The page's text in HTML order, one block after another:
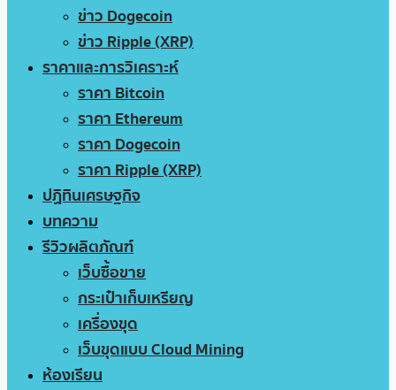
ข่าว Dogecoin
ข่าว Ripple (XRP)
ราคาและการวิเคราะห์
ราคา Bitcoin
ราคา Ethereum
ราคา Dogecoin
ราคา Ripple (XRP)
ปฏิทินเศรษฐกิจ
บทความ
รีวิวผลิตภัณฑ์
เว็บซื้อขาย
กระเป๋าเก็บเหรียญ
เครื่องขุด
เว็บขุดแบบ Cloud Mining
ห้องเรียน